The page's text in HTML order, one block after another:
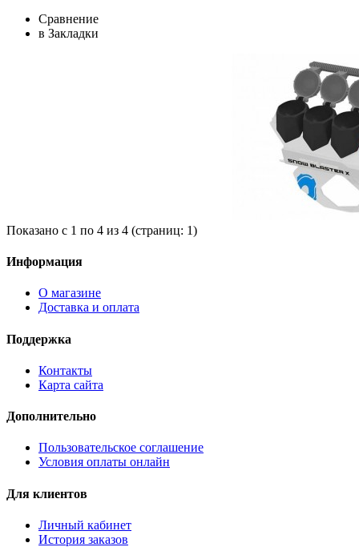
Сравнение
в Закладки
Показано с 1 по 4 из 4 (страниц: 1)
Информация
О магазине
Доставка и оплата
Поддержка
Контакты
Карта сайта
Дополнительно
Пользовательское соглашение
Условия оплаты онлайн
Для клиентов
Личный кабинет
История заказов